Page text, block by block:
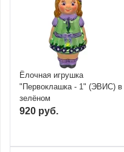
Ёлочная игрушка
"Первоклашка - 1" (ЭВИС) в
зелёном
920 руб.